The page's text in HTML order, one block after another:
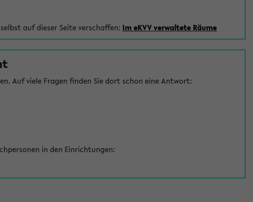
auf dieser Seite verschaffen: Im eKVV verwaltete Räume
Auf viele Fragen finden Sie dort schon eine Antwort:
in den Einrichtungen: